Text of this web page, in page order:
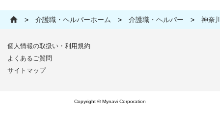
> 介護職・ヘルパーホーム > 介護職・ヘルパー > 神奈
個人情報の取扱い・利用規約
よくあるご質問
サイトマップ
Copyright © Mynavi Corporation